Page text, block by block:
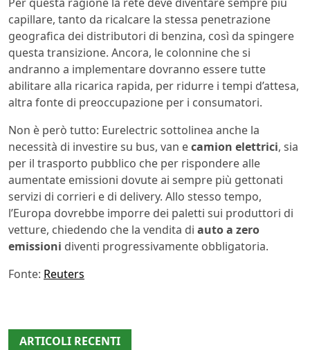
capillare, tanto da ricalcare la stessa penetrazione
geografica dei distributori di benzina, così da spingere
questa transizione. Ancora, le colonnine che si
andranno a implementare dovranno essere tutte
abilitare alla ricarica rapida, per ridurre i tempi d’attesa,
altra fonte di preoccupazione per i consumatori.
Non è però tutto: Eurelectric sottolinea anche la
necessità di investire su bus, van ecamion elettrici, sia
per il trasporto pubblico che per rispondere alle
aumentate emissioni dovute ai sempre più gettonati
servizi di corrieri e di delivery. Allo stesso tempo,
l’Europa dovrebbe imporre dei paletti sui produttori di
vetture, chiedendo che la vendita di auto a zero
emissioni diventi progressivamente obbligatoria.
Fonte: Reuters
ARTICOLI RECENTI